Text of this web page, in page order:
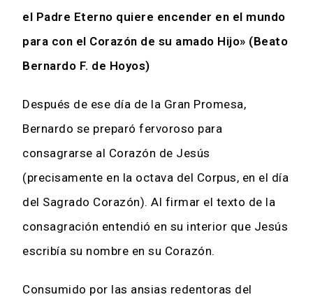
el Padre Eterno quiere encender en el mundo
para con el Corazón de su amado Hijo» (Beato
Bernardo F. de Hoyos)
Después de ese día de la Gran Promesa,
Bernardo se preparó fervoroso para
consagrarse al Corazón de Jesús
(precisamente en la octava del Corpus, en el día
del Sagrado Corazón). Al firmar el texto de la
consagración entendió en su interior que Jesús
escribía su nombre en su Corazón.
Consumido por las ansias redentoras del